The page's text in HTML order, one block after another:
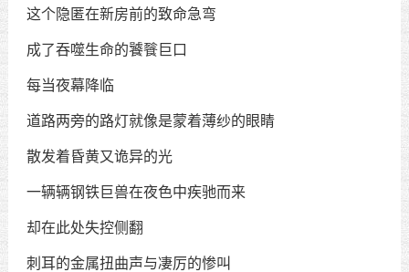
这个隐匿在新房前的致命急弯
成了吞噬生命的饕餮巨口
每当夜幕降临
道路两旁的路灯就像是蒙着薄纱的眼睛
散发着昏黄又诡异的光
一辆辆钢铁巨兽在夜色中疾驰而来
却在此处失控侧翻
刺耳的金属扭曲声与凄厉的惨叫